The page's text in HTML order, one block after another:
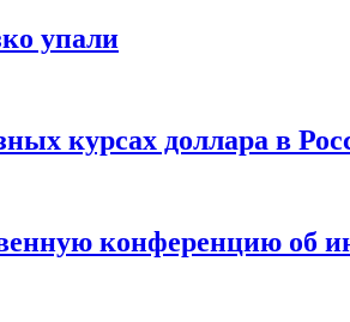
упали
курсах доллара в
конференцию об